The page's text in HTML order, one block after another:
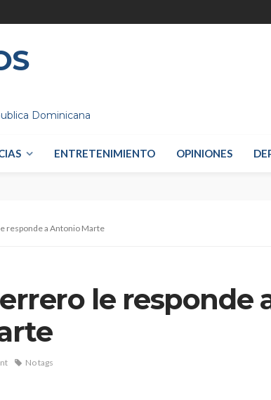
Dominicana
ENTRETENIMIENTO OPINIONES
responde a Antonio Marte
le responde
No tags